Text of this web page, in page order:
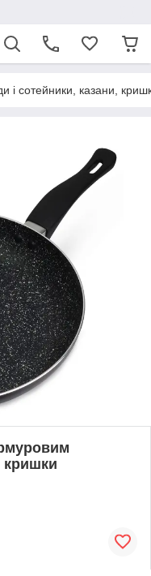
і сотейники, казани,
кришки